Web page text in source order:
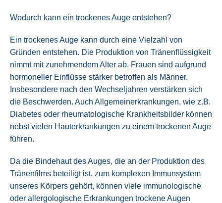
Wodurch kann ein trockenes Auge entstehen?
Ein trockenes Auge kann durch eine Vielzahl von
Gründen entstehen. Die Produktion von Tränenflüssigkeit
nimmt mit zunehmendem Alter ab. Frauen sind aufgrund
hormoneller Einflüsse stärker betroffen als Männer.
Insbesondere nach den Wechseljahren verstärken sich
die Beschwerden. Auch Allgemeinerkrankungen, wie z.B.
Diabetes oder rheumatologische Krankheitsbilder können
nebst vielen Hauterkrankungen zu einem trockenen Auge
führen.
Da die Bindehaut des Auges, die an der Produktion des
Tränenfilms beteiligt ist, zum komplexen Immunsystem
unseres Körpers gehört, können viele immunologische
oder allergologische Erkrankungen trockene Augen